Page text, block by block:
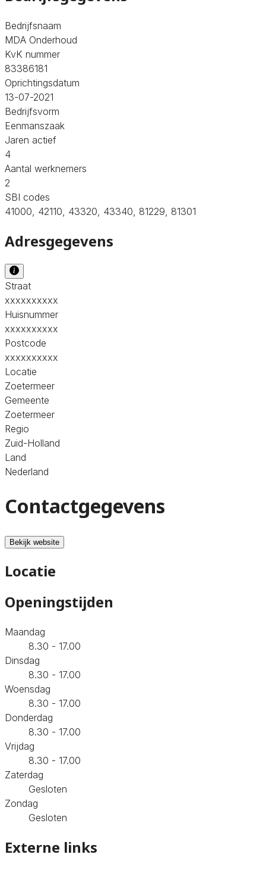
Bedrijfsnaam
MDA Onderhoud
KvK nummer
83386181
Oprichtingsdatum
13-07-2021
Bedrijfsvorm
Eenmanszaak
Jaren actief
4
Aantal werknemers
2
SBI codes
41000, 42110, 43320, 43340, 81229, 81301
Adresgegevens
Straat
xxxxxxxxxx
Huisnummer
xxxxxxxxxx
Postcode
xxxxxxxxxx
Locatie
Zoetermeer
Gemeente
Zoetermeer
Regio
Zuid-Holland
Land
Nederland
Contactgegevens
Bekijk website
Locatie
Openingstijden
Maandag
8.30 - 17.00
Dinsdag
8.30 - 17.00
Woensdag
8.30 - 17.00
Donderdag
8.30 - 17.00
Vrijdag
8.30 - 17.00
Zaterdag
Gesloten
Zondag
Gesloten
Externe links